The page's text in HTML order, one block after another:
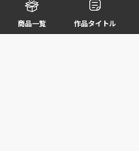
商品一覧 作品タイトル